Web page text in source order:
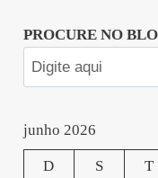
PROCURE NO
junho 2026
D S T